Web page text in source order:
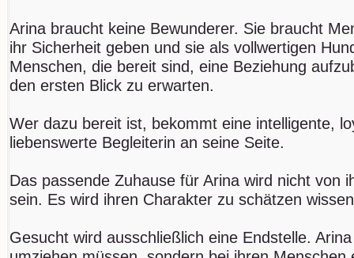
Arina braucht keine Bewunderer. Sie braucht
ihr Sicherheit geben und sie als vollwertigen
Menschen, die bereit sind, eine Beziehung
den ersten Blick zu erwarten.
Wer dazu bereit ist, bekommt eine intelligente,
liebenswerte Begleiterin an seine Seite.
Das passende Zuhause für Arina wird nicht von
sein. Es wird ihren Charakter zu schätzen
Gesucht wird ausschließlich eine Endstelle.